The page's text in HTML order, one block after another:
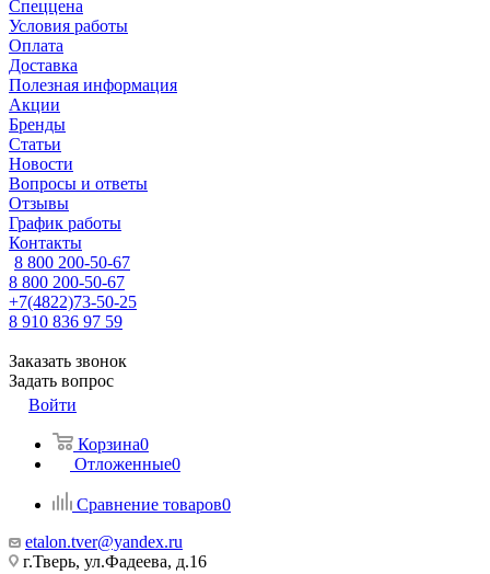
Спеццена
Условия работы
Оплата
Доставка
Полезная информация
Акции
Бренды
Статьи
Новости
Вопросы и ответы
Отзывы
График работы
Контакты
8 800 200-50-67
8 800 200-50-67
+7(4822)73-50-25
8 910 836 97 59
Заказать звонок
Задать вопрос
Войти
Корзина0
Отложенные0
Сравнение товаров0
etalon.tver@yandex.ru
г.Тверь, ул.Фадеева, д.16